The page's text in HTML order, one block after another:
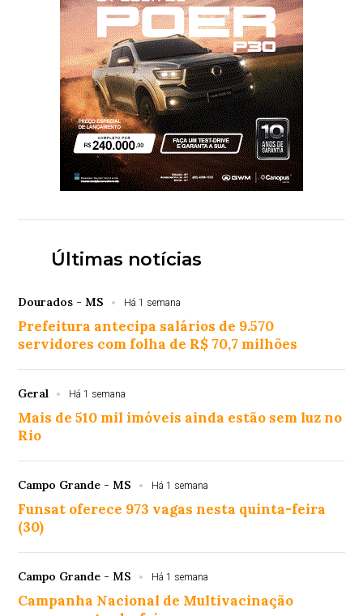
Últimas notícias
Dourados - MS Há 1 semana
Prefeitura antecipa salários de 9.570
servidores com folha de R$ 70,7 milhões
Geral Há 1 semana
Mais de 510 mil imóveis ainda estão sem luz no
Rio
Campo Grande - MS Há 1 semana
Funsat oferece 973 vagas nesta quinta-feira
(30)
Campo Grande - MS Há 1 semana
Campanha Nacional de Multivacinação